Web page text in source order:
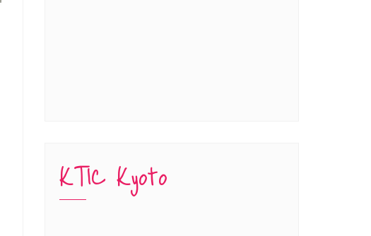
KTIC Kyoto